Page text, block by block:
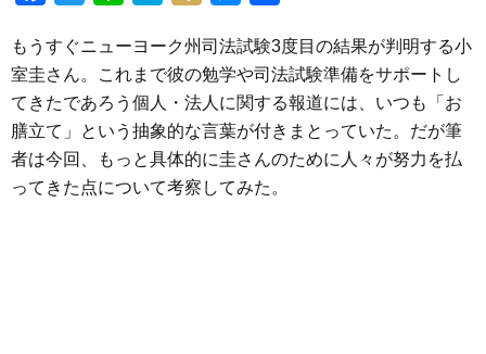
c
e
b
o
o
k
i
t
t
e
r
n
e
t
e
n
a
x
i
s
s
e
n
g
もうすぐニューヨーク州司法試験3度目の結果が判明する小
室圭さん。これまで彼の勉学や司法試験準備をサポートし
てきたであろう個人・法人に関する報道には、いつも「お
膳立て」という抽象的な言葉が付きまとっていた。だが筆
者は今回、もっと具体的に圭さんのために人々が努力を払
ってきた点について考察してみた。